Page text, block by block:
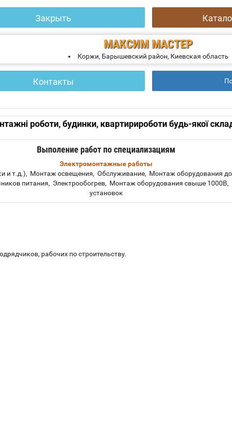
Закрыть
МАКСИМ МАСТЕР
Коржи, Барышевский район, Киевская область
Контакты
роботи, будинки, квартирироботи будь-якої
Выполение работ по специализациям
Электромонтажные работы
и т.д.), Монтаж освещения, Обслуживание, Монтаж оборудования
питания, Электрообогрев, Монтаж оборудования свыше
установок
рабочих по строительству.